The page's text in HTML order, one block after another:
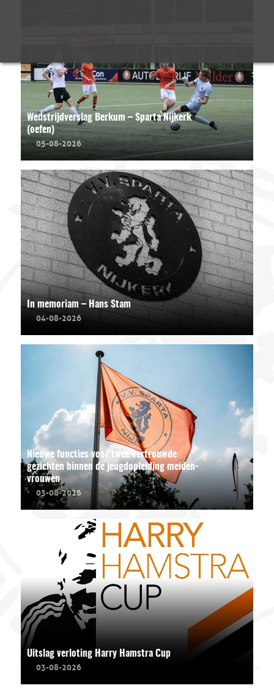
Wedstrijdverslag Berkum – Sparta Nijkerk
(oefen)
05-08-2026
In memoriam – Hans Stam
04-08-2026
Nieuwe functies voor twee vertrouwde
gezichten binnen de jeugdopleiding meiden-
vrouwen
03-08-2026
Uitslag verloting Harry Hamstra Cup
03-08-2026